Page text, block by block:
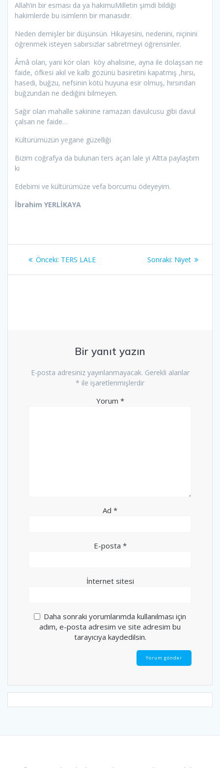
Allah’ın bir esması da ya hakimuMilletin şimdi bildiği
hakimlerde bu isimlerin bir manasıdır.
Neden demişler bir düşünsün. Hikayesini, nedenini, niçinini
öğrenmek isteyen sabırsızlar sabretmeyi öğrensinler.
Âmâ olan, yani kör olan köy ahalisine, ayna ile dolaşsan ne
faide, öfkesi akıl ve kalb gözünü basiretini kapatmış ,hırsı,
hasedi, buğzu, nefsinin kötü huyuna esir olmuş, hırsından
buğzundan ne dediğini bilmeyen.
Sağır olan mahalle sakinine ramazan davulcusu gibi davul
çalsan ne faide…
Kültürümüzün yegane güzelliği
Bizim coğrafya da bulunan ters açan lale yi Altta paylaştım
ki
Edebimi ve kültürümüze vefa borcumu ödeyeyim.
İbrahim YERLİKAYA
Yazı
gezinmesi
Önceki: Önceki
TERS LALE Sonraki: Sonraki
Niyet
Bir yanıt yazın
E-posta adresiniz yayınlanmayacak. Gerekli alanlar
* ile işaretlenmişlerdir
Yorum *
Ad *
E-posta *
İnternet sitesi
Daha sonraki yorumlarımda kullanılması için
adım, e-posta adresim ve site adresim bu
tarayıcıya kaydedilsin.